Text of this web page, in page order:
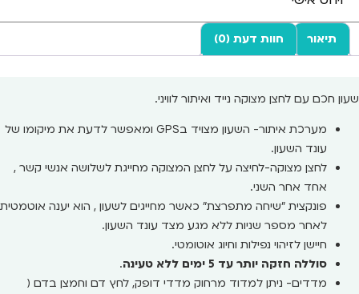
תיאור חוות דעת (0)
שעון חכם עם לחצן מצוקה נייד ואיתור לוויני.
מערכת איתור- השעון מצויד בGPS ומאפשר לדעת את מיקומו של
עונד השעון.
לחצן מצוקה-לחיצה על לחצן המצוקה מחייגת לשלושה אנשי קשר ,
אחד אחר השני.
פונקצית ״שיחה מתפרצת״ כאשר מחייגים לשעון , הוא יענה אוטמטית
לאחר מספר שניות ללא מגע מצד עונד השעון.
חיישן לזיהוי נפילות וחיוג אוטומטי.
סוללה חזקה יותר עד 5 ימים ללא טעינה
.
מדדים- ניתן למדוד מרחוק מדדי דופק, לחץ דם וחמצן בדם (